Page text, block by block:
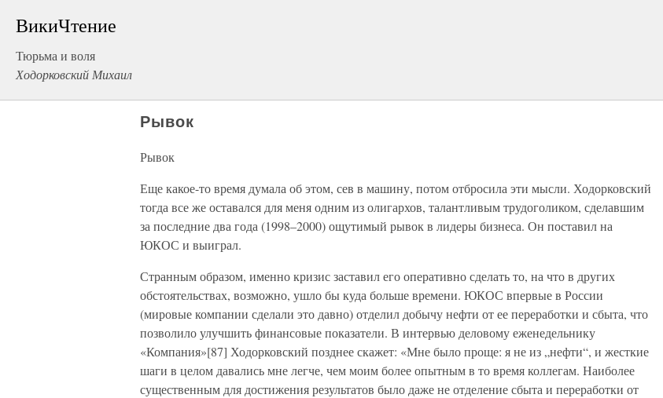
ВикиЧтение
Тюрьма и воля
Ходорковский Михаил
Рывок
Рывок
Еще какое-то время думала об этом, сев в машину, потом отбросила эти мысли. Ходорковский
тогда все же оставался для меня одним из олигархов, талантливым трудоголиком, сделавшим
за последние два года (1998–2000) ощутимый рывок в лидеры бизнеса. Он поставил на
ЮКОС и выиграл.
Странным образом, именно кризис заставил его оперативно сделать то, на что в других
обстоятельствах, возможно, ушло бы куда больше времени. ЮКОС впервые в России
(мировые компании сделали это давно) отделил добычу нефти от ее переработки и сбыта, что
позволило улучшить финансовые показатели. В интервью деловому еженедельнику
«Компания»[87] Ходорковский позднее скажет: «Мне было проще: я не из „нефти“, и жесткие
шаги в целом давались мне легче, чем моим более опытным в то время коллегам. Наиболее
существенным для достижения результатов было даже не отделение сбыта и переработки от